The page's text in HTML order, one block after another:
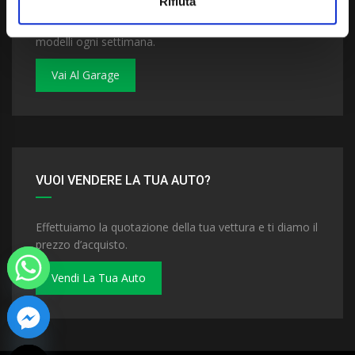
Dai un'occhiata al nostro garage. Troverai nuovi
modelli ogni settimana.
Vai Al Garage
VUOI VENDERE LA TUA AUTO?
Effettuiamo la quotazione della tua vettura e ti diamo il
prezzo d’acquisto.
Vendi La Tua Auto